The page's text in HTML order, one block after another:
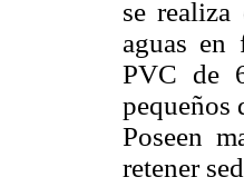
se
aguas en
PVC de
pequeños
Poseen
retener